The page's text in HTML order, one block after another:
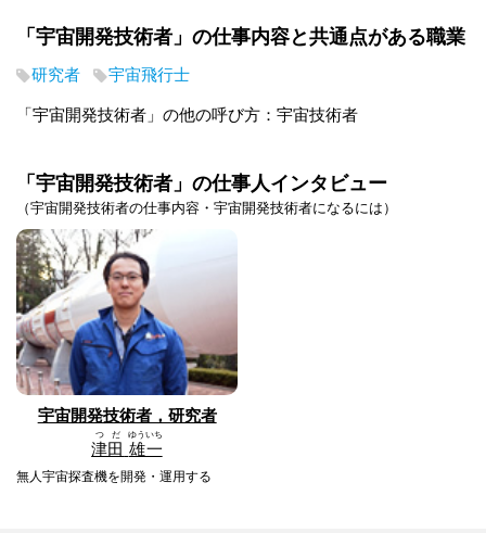
「宇宙開発技術者」の仕事内容と共通点がある職業
研究者 宇宙飛行士
「宇宙開発技術者」の他の呼び方：宇宙技術者
「宇宙開発技術者」の仕事人インタビュー
（宇宙開発技術者の仕事内容・宇宙開発技術者になるには）
宇宙開発技術者，研究者
津田
つだ
雄一
ゆういち
無人宇宙探査機を開発・運用する